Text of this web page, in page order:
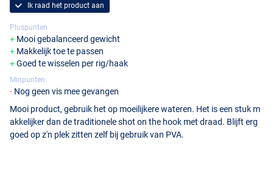
Ik raad het product aan
Pluspunten
Mooi gebalanceerd gewicht
Makkelijk toe te passen
Goed te wisselen per rig/haak
Minpunten
Nog geen vis mee gevangen
Mooi product, gebruik het op moeilijkere wateren. Het is een stuk m
akkelijker dan de traditionele shot on the hook met draad. Blijft erg
goed op z'n plek zitten zelf bij gebruik van PVA.